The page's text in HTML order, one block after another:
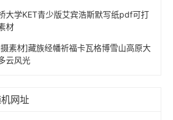
大学KET青少版艾宾浩斯默写纸pdf可打
材
素材]藏族经幡祈福卡瓦格博雪山高原大
云风光
机网址